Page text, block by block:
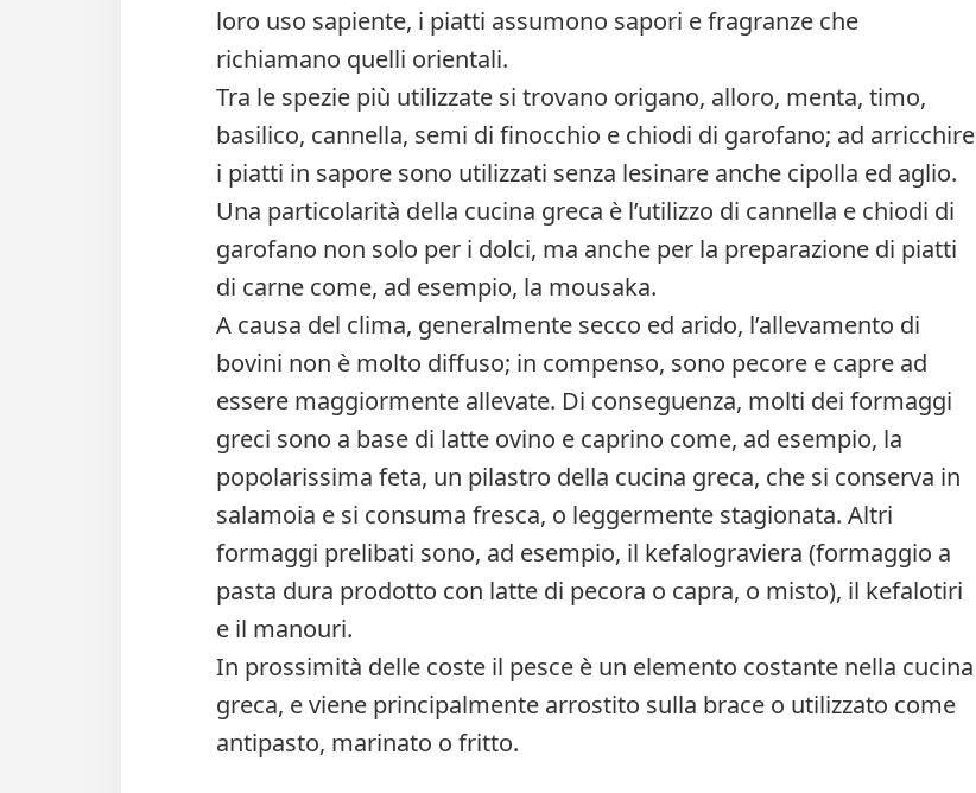
loro uso sapiente, i piatti assumono sapori e fragranze che
richiamano quelli orientali.
Tra le spezie più utilizzate si trovano origano, alloro, menta, timo,
basilico, cannella, semi di finocchio e chiodi di garofano; ad arricchire
i piatti in sapore sono utilizzati senza lesinare anche cipolla ed aglio.
Una particolarità della cucina greca è l’utilizzo di cannella e chiodi di
garofano non solo per i dolci, ma anche per la preparazione di piatti
di carne come, ad esempio, la mousaka.
A causa del clima, generalmente secco ed arido, l’allevamento di
bovini non è molto diffuso; in compenso, sono pecore e capre ad
essere maggiormente allevate. Di conseguenza, molti dei formaggi
greci sono a base di latte ovino e caprino come, ad esempio, la
popolarissima feta, un pilastro della cucina greca, che si conserva in
salamoia e si consuma fresca, o leggermente stagionata. Altri
formaggi prelibati sono, ad esempio, il kefalograviera (formaggio a
pasta dura prodotto con latte di pecora o capra, o misto), il kefalotiri
e il manouri.
In prossimità delle coste il pesce è un elemento costante nella cucina
greca, e viene principalmente arrostito sulla brace o utilizzato come
antipasto, marinato o fritto.